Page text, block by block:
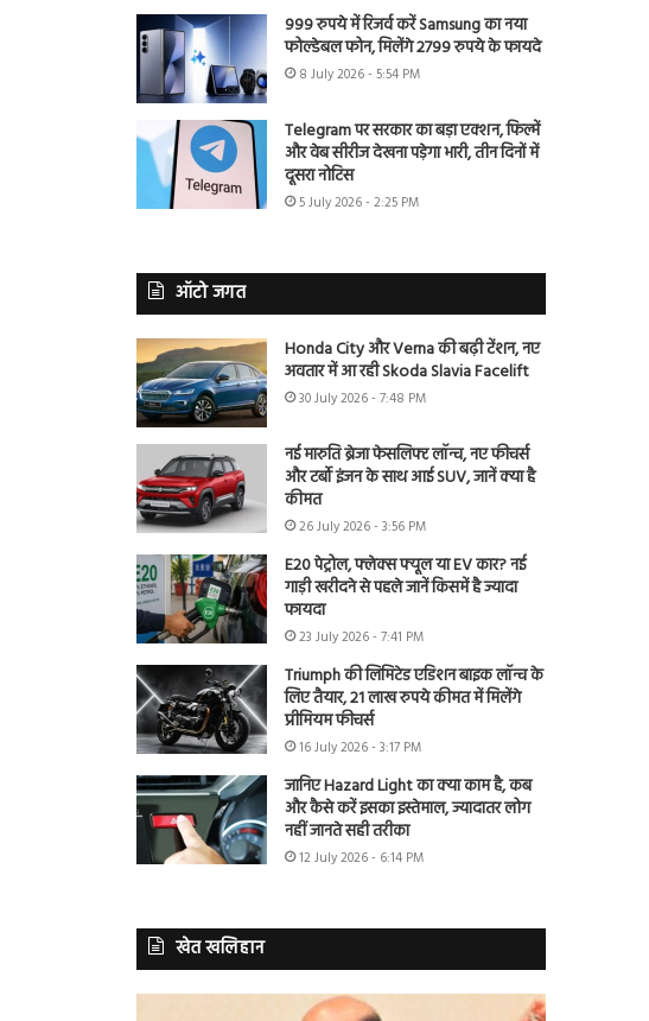
999 रुपये में रिजर्व करें Samsung का नया
फोल्डेबल फोन, मिलेंगे 2799 रुपये के फायदे
8 July 2026 - 5:54 PM
Telegram पर सरकार का बड़ा एक्शन, फिल्में
और वेब सीरीज देखना पड़ेगा भारी, तीन दिनों में
दूसरा नोटिस
5 July 2026 - 2:25 PM
ऑटो जगत
Honda City और Verna की बढ़ी टेंशन, नए
अवतार में आ रही Skoda Slavia Facelift
30 July 2026 - 7:48 PM
नई मारुति ब्रेजा फेसलिफ्ट लॉन्च, नए फीचर्स
और टर्बो इंजन के साथ आई SUV, जानें क्या है
कीमत
26 July 2026 - 3:56 PM
E20 पेट्रोल, फ्लेक्स फ्यूल या EV कार? नई
गाड़ी खरीदने से पहले जानें किसमें है ज्यादा
फायदा
23 July 2026 - 7:41 PM
Triumph की लिमिटेड एडिशन बाइक लॉन्च के
लिए तैयार, 21 लाख रुपये कीमत में मिलेंगे
प्रीमियम फीचर्स
16 July 2026 - 3:17 PM
जानिए Hazard Light का क्या काम है, कब
और कैसे करें इसका इस्तेमाल, ज्यादातर लोग
नहीं जानते सही तरीका
12 July 2026 - 6:14 PM
खेत खलिहान